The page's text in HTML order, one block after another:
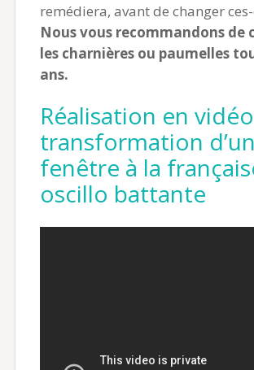
remédiera, avant de changer
Nous vous recommandons de
les charnières ou paumelles
ans.
Réalisation en
transformation
fenêtre à la
oscillo battante